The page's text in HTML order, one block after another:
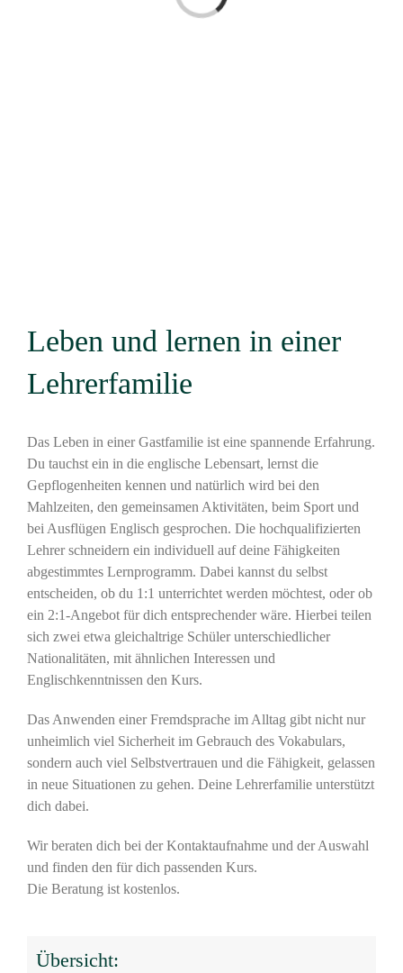
Leben und lernen in einer
Lehrerfamilie
Das Leben in einer Gastfamilie ist eine spannende Erfahrung.
Du tauchst ein in die englische Lebensart, lernst die
Gepflogenheiten kennen und natürlich wird bei den
Mahlzeiten, den gemeinsamen Aktivitäten, beim Sport und
bei Ausflügen Englisch gesprochen. Die hochqualifizierten
Lehrer schneidern ein individuell auf deine Fähigkeiten
abgestimmtes Lernprogramm. Dabei kannst du selbst
entscheiden, ob du 1:1 unterrichtet werden möchtest, oder ob
ein 2:1-Angebot für dich entsprechender wäre. Hierbei teilen
sich zwei etwa gleichaltrige Schüler unterschiedlicher
Nationalitäten, mit ähnlichen Interessen und
Englischkenntnissen den Kurs.
Das Anwenden einer Fremdsprache im Alltag gibt nicht nur
unheimlich viel Sicherheit im Gebrauch des Vokabulars,
sondern auch viel Selbstvertrauen und die Fähigkeit, gelassen
in neue Situationen zu gehen. Deine Lehrerfamilie unterstützt
dich dabei.
Wir beraten dich bei der Kontaktaufnahme und der Auswahl
und finden den für dich passenden Kurs.
Die Beratung ist kostenlos.
Übersicht: